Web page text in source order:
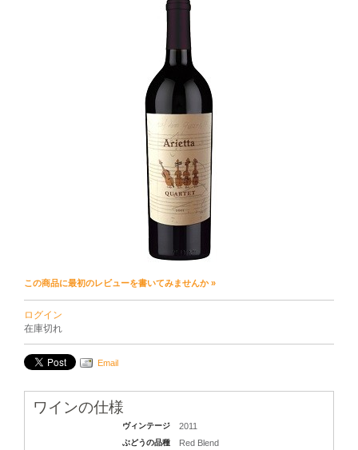
この商品に最初のレビューを書いてみませんか »
ログイン
在庫切れ
Email
ワインの仕様
ヴィンテージ 2011
ぶどうの品種 Red Blend